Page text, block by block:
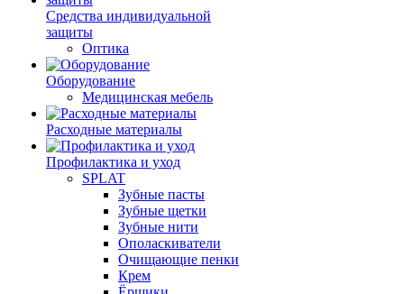
Средства индивидуальной
защиты
Оптика
Оборудование
Медицинская мебель
Расходные материалы
Профилактика и уход
SPLAT
Зубные пасты
Зубные щетки
Зубные нити
Ополаскиватели
Очищающие пенки
Крем